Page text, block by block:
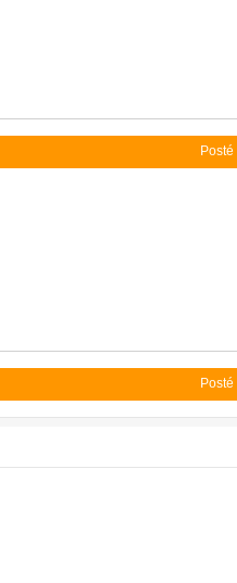
Posté
Posté